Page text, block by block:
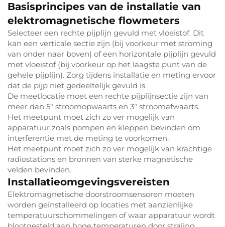
Basisprincipes van de installatie van
elektromagnetische flowmeters
Selecteer een rechte pijplijn gevuld met vloeistof. Dit
kan een verticale sectie zijn (bij voorkeur met stroming
van onder naar boven) of een horizontale pijplijn gevuld
met vloeistof (bij voorkeur op het laagste punt van de
gehele pijplijn). Zorg tijdens installatie en meting ervoor
dat de pijp niet gedeeltelijk gevuld is.
De meetlocatie moet een rechte pijplijnsectie zijn van
meer dan 5° stroomopwaarts en 3° stroomafwaarts.
Het meetpunt moet zich zo ver mogelijk van
apparatuur zoals pompen en kleppen bevinden om
interferentie met de meting te voorkomen.
Het meetpunt moet zich zo ver mogelijk van krachtige
radiostations en bronnen van sterke magnetische
velden bevinden.
Installatieomgevingsvereisten
Elektromagnetische doorstroomsensoren moeten
worden geïnstalleerd op locaties met aanzienlijke
temperatuurschommelingen of waar apparatuur wordt